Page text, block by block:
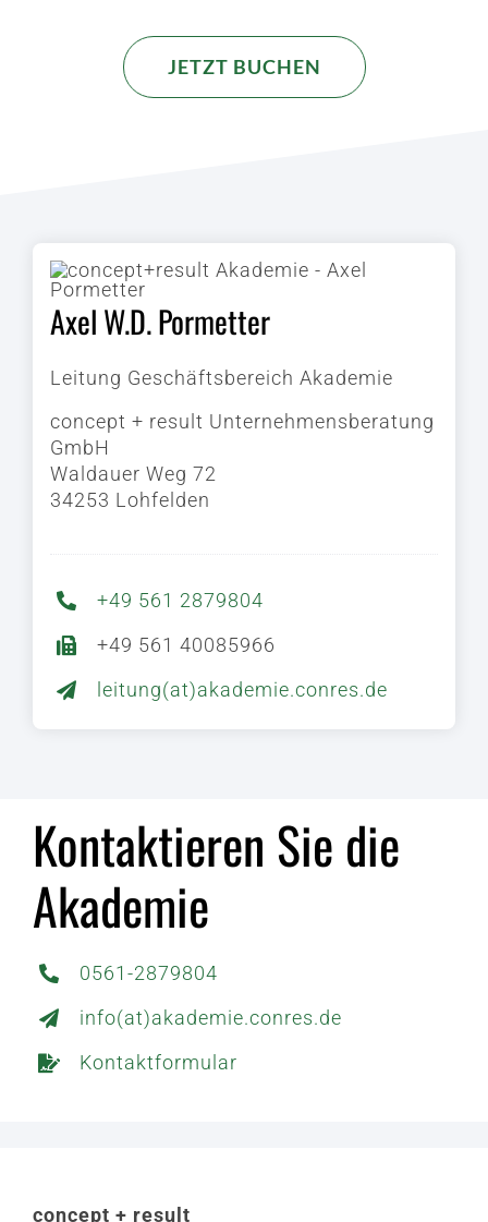
JETZT BUCHEN
Axel W.D. Pormetter
Leitung Geschäftsbereich Akademie
concept + result Unternehmensberatung
GmbH
Waldauer Weg 72
34253 Lohfelden
+49 561 2879804
+49 561 40085966
leitung(at)akademie.conres.de
Kontaktieren Sie die
Akademie
0561-2879804
info(at)akademie.conres.de
Kontaktformular
concept + result